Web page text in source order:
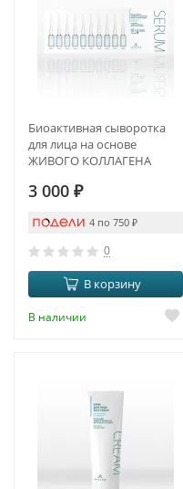
Биоактивная сыворотка
для лица на основе
ЖИВОГО КОЛЛАГЕНА
3 000 ₽
4 по 750 ₽
0
В корзину
В наличии